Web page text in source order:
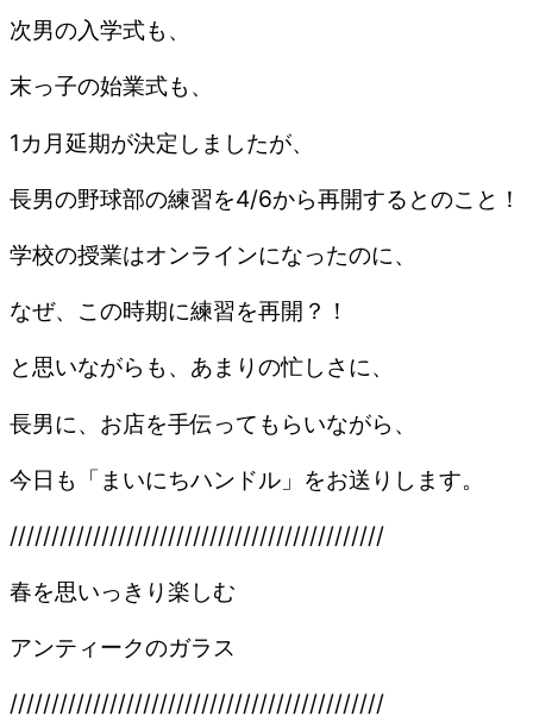
次男の入学式も、
末っ子の始業式も、
1カ月延期が決定しましたが、
長男の野球部の練習を4/6から再開するとのこと！
学校の授業はオンラインになったのに、
なぜ、この時期に練習を再開？！
と思いながらも、あまりの忙しさに、
長男に、お店を手伝ってもらいながら、
今日も「まいにちハンドル」をお送りします。
/////////////////////////////////////////////
春を思いっきり楽しむ
アンティークのガラス
/////////////////////////////////////////////